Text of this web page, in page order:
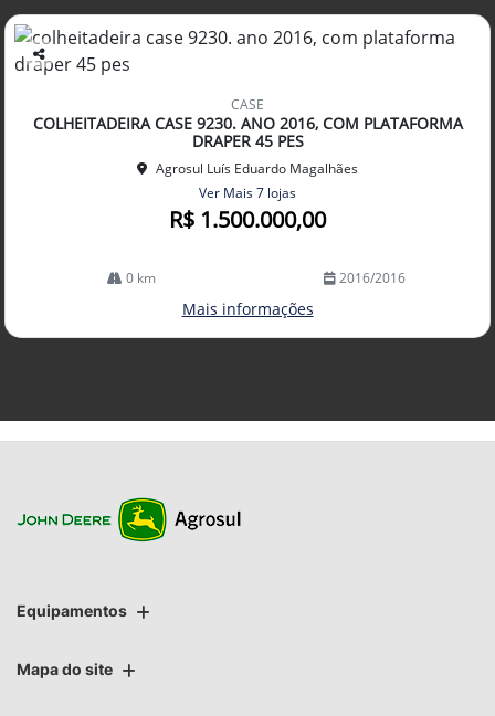
Co
arti
lhe
CASE
COLHEITADEIRA CASE 9230. ANO 2016, COM PLATAFORMA
DRAPER 45 PES
Agrosul Luís Eduardo Magalhães
Ver Mais 7 lojas
R$ 1.500.000,00
0 km 2016/2016
Mais informações
Equipamentos
Mapa do site